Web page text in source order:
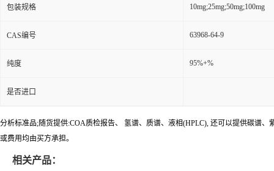
包装规格 10mg;25mg;50mg;100mg
CAS编号 63968-64-9
纯度 95%+%
是否进口
分析标准品;随货提供:COA质检报告、 氢谱、质谱、液相(HPLC), 还可以提供碳谱
或费用均由买方承担。
相关产品：